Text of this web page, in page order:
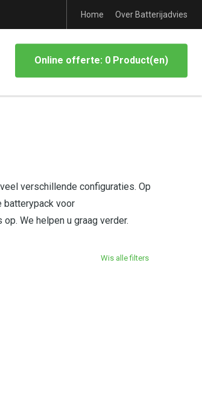
Home Over Batterijadvies
Online offerte: 0 Product(en)
verschillende configuraties. Op
batterypack voor
We helpen u graag verder.
Wis alle filters